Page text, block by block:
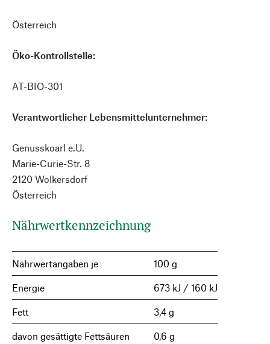
Österreich
Öko-Kontrollstelle:
AT-BIO-301
Verantwortlicher Lebensmittelunternehmer:
Genusskoarl e.U.
Marie-Curie-Str. 8
2120 Wolkersdorf
Österreich
Nährwertkennzeichnung
Nährwertangaben je 100 g
Energie 673 kJ / 160 kJ
Fett 3,4 g
davon gesättigte Fettsäuren 0,6 g